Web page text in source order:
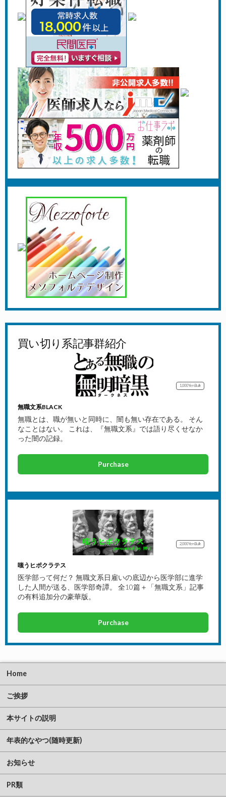
買い切り系記事群紹介
1,000YenBulk
無職文系BLACK
無職とは、職が無いと同時に、闇も無い存在である。 そん
なことはない。 これは、『無職文系』では語り尽くせなか
った闇の記録。
Purchase
2,000YenBulk
嗤うヒポクラテス
医学部って何だ？ 無職文系日雇いの底辺から医学部に進学
した人間が送る、医学部奇譚。 全10篇＋「無職文系」記事
の有料追加分の豪華版。
Purchase
Home
ご挨拶
本サイトの説明
年表的なやつ(随時更新)
お知らせ
PR類